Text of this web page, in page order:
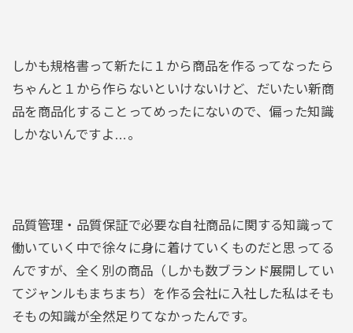
しかも規格書って新たに１から商品を作るってなったら
ちゃんと１から作らないといけないけど、だいたい新商
品を商品化することってめったにないので、偏った知識
しかないんですよ…。
品質管理・品質保証で必要な自社商品に関する知識って
働いていく中で徐々に身に着けていくものだと思ってる
んですが、全く別の商品（しかも数ブランド展開してい
てジャンルもまちまち）を作る会社に入社した私はそも
そもの知識が全然足りてなかったんです。